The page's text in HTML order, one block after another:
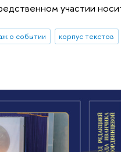
участии
о событии корпус текстов